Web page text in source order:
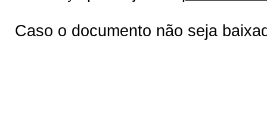
Caso o documento não seja